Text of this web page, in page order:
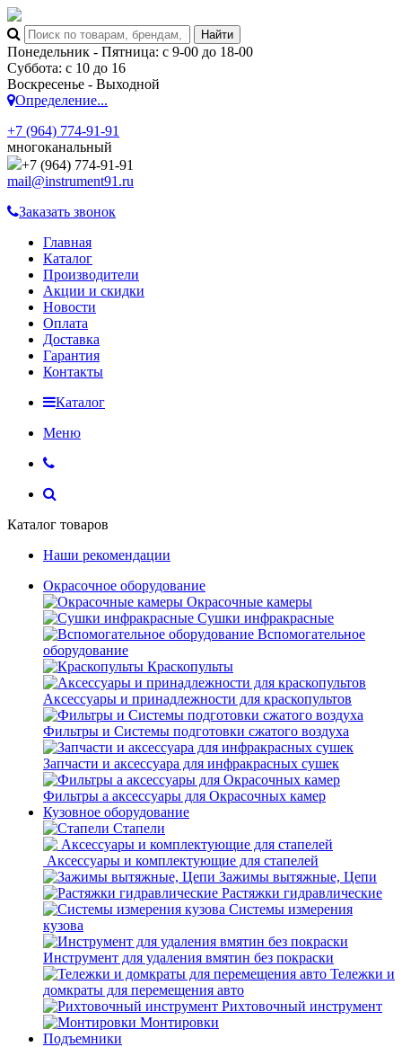
Понедельник - Пятница: с 9-00 до 18-00
Суббота: с 10 до 16
Воскресенье - Выходной
Определение...
+7 (964) 774-91-91
многоканальный
+7 (964) 774-91-91
mail@instrument91.ru
Заказать звонок
Главная
Каталог
Производители
Акции и скидки
Новости
Оплата
Доставка
Гарантия
Контакты
Каталог
Меню
Каталог товаров
Наши рекомендации
Окрасочное оборудование
Окрасочные камеры
Сушки инфракрасные
Вспомогательное
оборудование
Краскопульты
Аксессуары и принадлежности для краскопультов
Фильтры и Системы подготовки сжатого воздуха
Запчасти и аксессуара для инфракрасных сушек
Фильтры а аксессуары для Окрасочных камер
Кузовное оборудование
Стапели
Аксессуары и комплектующие для стапелей
Зажимы вытяжные, Цепи
Растяжки гидравлические
Системы измерения
кузова
Инструмент для удаления вмятин без покраски
Тележки и
домкраты для перемещения авто
Рихтовочный инструмент
Монтировки
Подъемники